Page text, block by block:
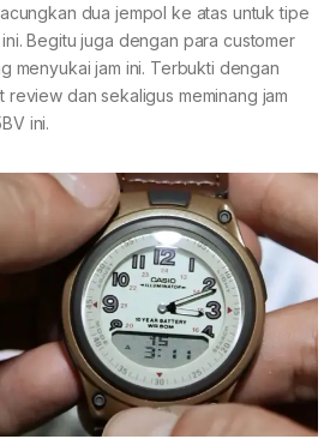
dua jempol ke atas untuk tipe
Begitu juga dengan para customer
menyukai jam ini. Terbukti dengan
review dan sekaligus meminang jam
ini.